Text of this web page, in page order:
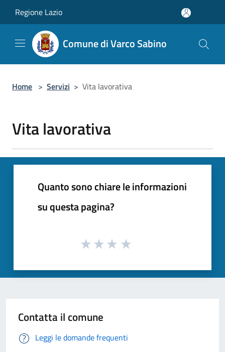
Regione Lazio
Comune di Varco Sabino
Home > Servizi > Vita lavorativa
Vita lavorativa
Quanto sono chiare le informazioni
su questa pagina?
Contatta il comune
Leggi le domande frequenti